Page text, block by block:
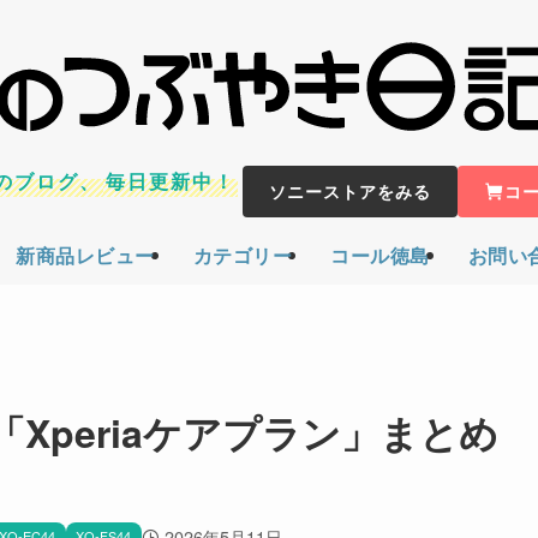
新商品レビュー カテゴリー コール徳島 お問い
ブログ、毎日更新中！ ソニーストアをみる コ
Xperiaケアプラン」まとめ